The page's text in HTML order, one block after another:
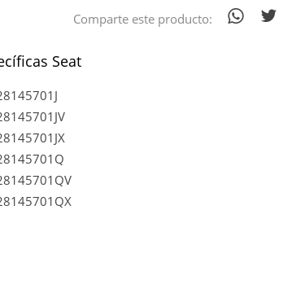
Comparte este producto:
Seat